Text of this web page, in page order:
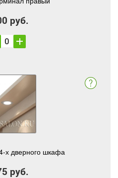
руб.
х дверного шкафа
руб.